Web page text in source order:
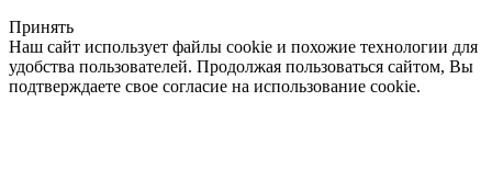
Принять
Наш сайт использует файлы cookie и похожие технологии для
удобства пользователей. Продолжая пользоваться сайтом, Вы
подтверждаете свое согласие на использование cookie.